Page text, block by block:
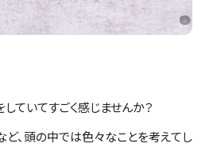
ていてすごく感じませんか？
ど、頭の中では色々なことを考えてし